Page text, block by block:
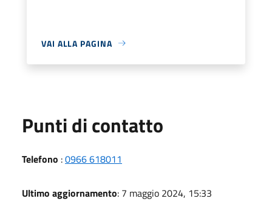
VAI ALLA PAGINA
Punti di contatto
Telefono :0966 618011
Ultimo aggiornamento: 7 maggio 2024, 15:33